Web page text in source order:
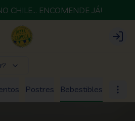
CHILE... ENCOMENDE JÁ!
Login
Postres Bebestibles